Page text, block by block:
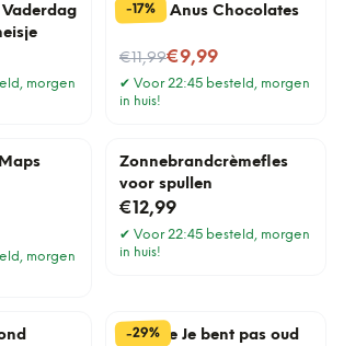
Vaderdag
morgen
-17%
Edible Anus Chocolates
€11,99
Nu voor€9,99
✔ Voor 22:45 besteld, morgen
in huis!
morgen
Zonnebrandcrèmefles
voor spullen
€12,99
✔ Voor 22:45 besteld, morgen
in huis!
-29%
Tegeltje Je bent pas oud